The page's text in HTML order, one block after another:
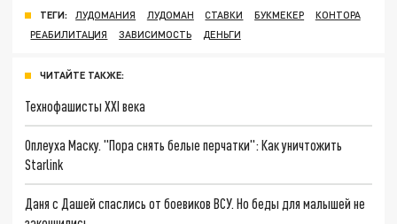
ТЕГИ: ЛУДОМАНИЯ ЛУДОМАН СТАВКИ БУКМЕКЕР
КОНТОРА
РЕАБИЛИТАЦИЯ
ЗАВИСИМОСТЬ ДЕНЬГИ
ЧИТАЙТЕ ТАКЖЕ:
Технофашисты XXI века
Оплеуха Маску. "Пора снять белые перчатки": Как уничтожить
Starlink
Даня с Дашей спаслись от боевиков ВСУ. Но беды для малышей не